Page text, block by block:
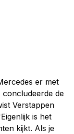
er met
de
Verstappen
is het
kijkt. Als je